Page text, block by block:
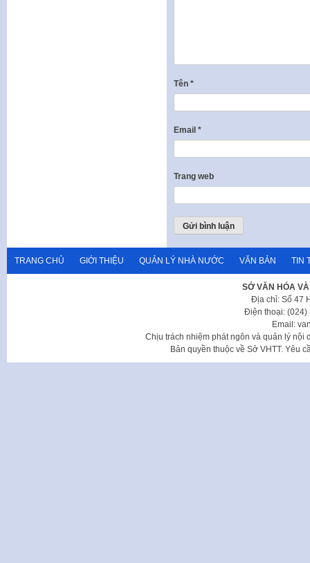
Tên *
Email *
Trang web
TRANG CHỦ GIỚI THIỆU QUẢN LÝ NHÀ NƯỚC VĂN BẢN TIN
SỞ VĂN HÓA
Địa chỉ: Số 47
Điện thoại: (024)
Email:
Chịu trách nhiệm phát ngôn và quản lý nội
Bản quyền thuộc về Sở VHTT. Yêu